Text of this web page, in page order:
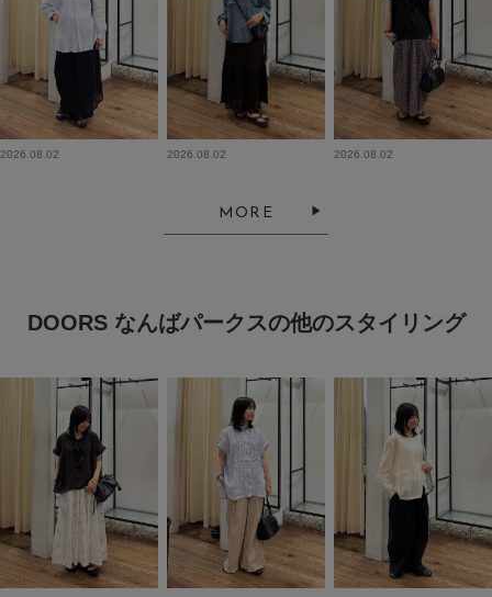
2026.08.02 2026.08.02 2026.08.02
MORE
DOORS なんばパークスの他のスタイリング